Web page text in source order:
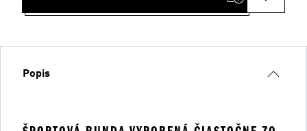
Popis